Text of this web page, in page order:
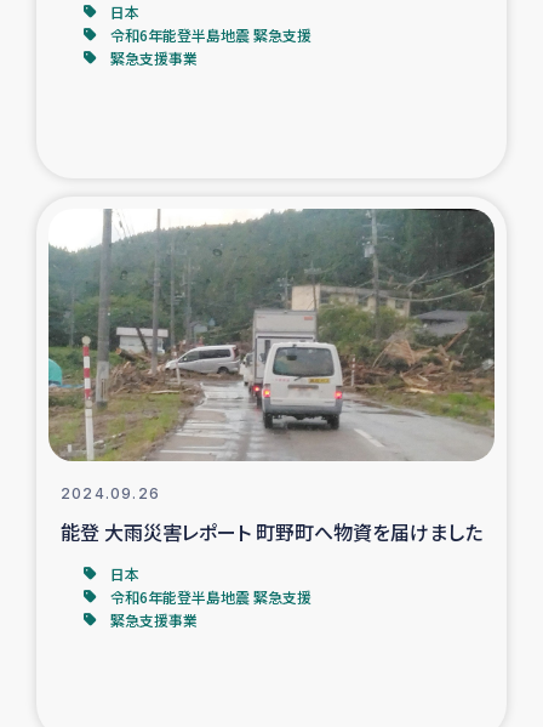
日本
令和6年能登半島地震 緊急支援
緊急支援事業
2024.09.26
能登 大雨災害レポート 町野町へ物資を届けました
日本
令和6年能登半島地震 緊急支援
緊急支援事業